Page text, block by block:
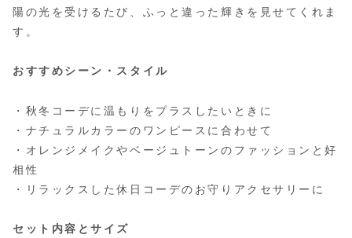
陽の光を受けるたび、ふっと違った輝きを見せてくれま
す。
おすすめシーン・スタイル
・秋冬コーデに温もりをプラスしたいときに
・ナチュラルカラーのワンピースに合わせて
・オレンジメイクやベージュトーンのファッションと好
相性
・リラックスした休日コーデのお守りアクセサリーに
セット内容とサイズ